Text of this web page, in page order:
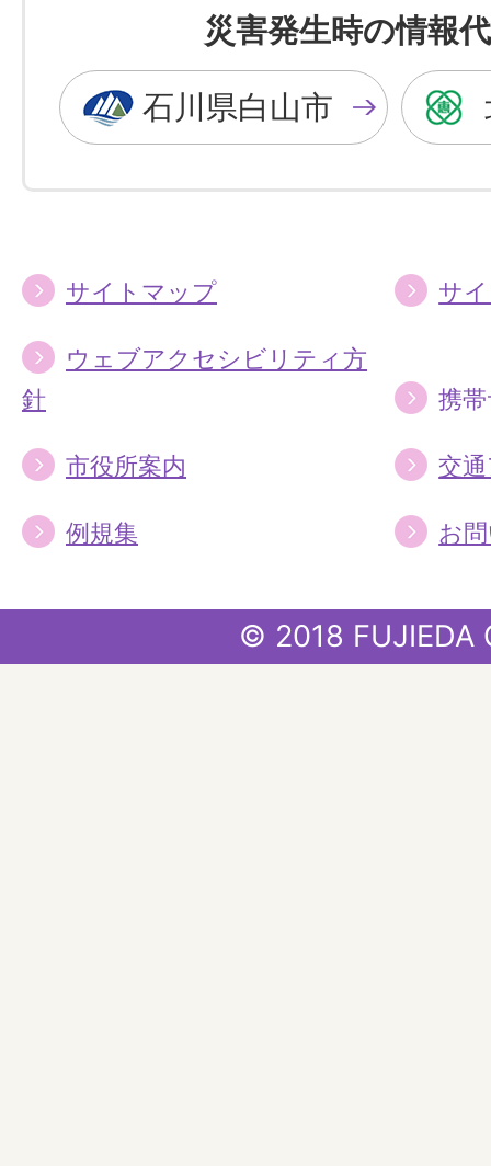
を
黒
色
に
を
青
色
に
災害発生時の情報
石川県白山市
サイトマップ サ
ウェブアクセシビリティ方
針
携
市役所案内 交
例規集 お
© 2018 FUJIEDA